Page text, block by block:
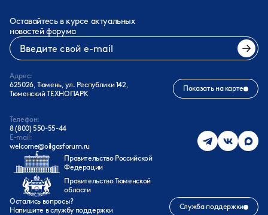
Оставайтесь в курсе актуальных
новостей форума
Адрес:
625026, Тюмень, ул. Республики 142,
Тюменский ТЕХНОПАРК
Показать на карте
Телефон:
8 (800) 550-55-44
E-mail:
welcome@oilgasforum.ru
Правительство Российской
Федерации
Правительство Тюменской
области
Остались вопросы?
Напишите в службу поддержки
Служба поддержки